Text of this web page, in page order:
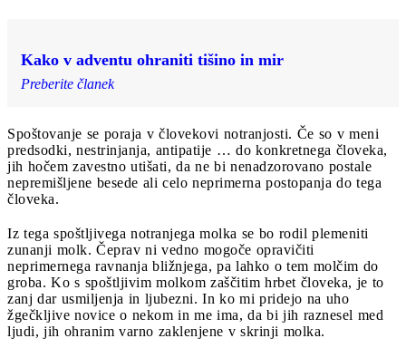
Kako v adventu ohraniti tišino in mir
Preberite članek
Spoštovanje se poraja v človekovi notranjosti. Če so v meni
predsodki, nestrinjanja, antipatije … do konkretnega človeka,
jih hočem zavestno utišati, da ne bi nenadzorovano postale
nepremišljene besede ali celo neprimerna postopanja do tega
človeka.
Iz tega spoštljivega notranjega molka se bo rodil plemeniti
zunanji molk. Čeprav ni vedno mogoče opravičiti
neprimernega ravnanja bližnjega, pa lahko o tem molčim do
groba. Ko s spoštljivim molkom zaščitim hrbet človeka, je to
zanj dar usmiljenja in ljubezni. In ko mi pridejo na uho
žgečkljive novice o nekom in me ima, da bi jih raznesel med
ljudi, jih ohranim varno zaklenjene v skrinji molka.